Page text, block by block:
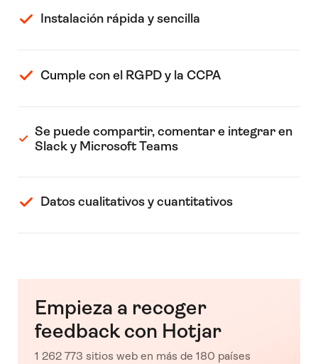
Instalación rápida y sencilla
Cumple con el RGPD y la CCPA
Se puede compartir, comentar e integrar en
Slack y Microsoft Teams
Datos cualitativos y cuantitativos
Empieza a recoger
feedback con Hotjar
1 262 773 sitios web en más de 180 países